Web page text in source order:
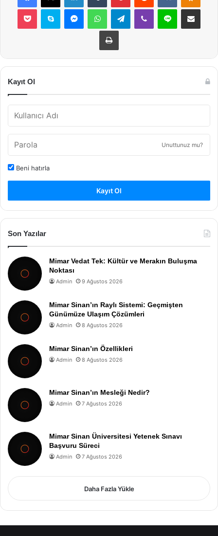
Pocket Skype MessengerWhatsAppTelegramViber Line E-Posta ile
Yazdır
Kayıt Ol
Unuttunuz mu?
Beni hatırla
Kayıt Ol
Son Yazılar
Mimar Vedat Tek: Kültür ve Merakın Buluşma
Noktası
Admin 9 Ağustos 2026
Mimar Sinan’ın Raylı Sistemi: Geçmişten
Günümüze Ulaşım Çözümleri
Admin 8 Ağustos 2026
Mimar Sinan’ın Özellikleri
Admin 8 Ağustos 2026
Mimar Sinan’ın Mesleği Nedir?
Admin 7 Ağustos 2026
Mimar Sinan Üniversitesi Yetenek Sınavı
Başvuru Süreci
Admin 7 Ağustos 2026
Daha Fazla Yükle